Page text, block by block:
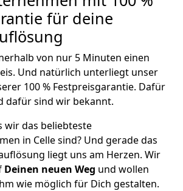
für deine
von nur 5 Minuten einen
Und natürlich unterliegt unser
100 % Festpreisgarantie. Dafür
dafür sind wir bekannt.
wir das beliebteste
in Celle sind? Und gerade das
liegt uns am Herzen. Wir
Deinen neuen Weg und wollen
wie möglich für Dich gestalten.